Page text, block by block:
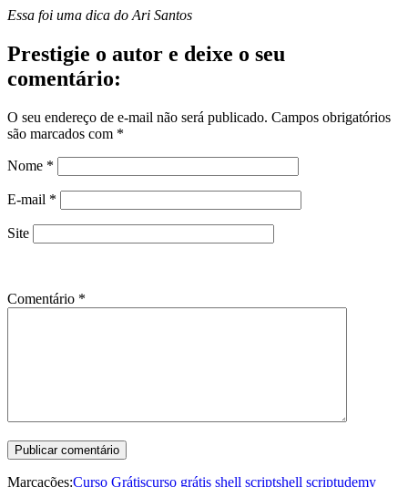
Essa foi uma dica do Ari Santos
Prestigie o autor e deixe o seu
comentário:
O seu endereço de e-mail não será publicado. Campos obrigatórios
são marcados com *
Nome *
E-mail *
Site
Comentário *
Marcações:Curso Grátiscurso grátis shell scriptshell scriptudemy